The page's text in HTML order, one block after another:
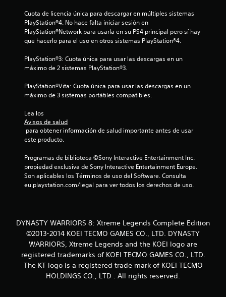
c
i
Cuota de licencia única para descargar en múltiples sistemas
PlayStation®4. No hace falta iniciar sesión en
PlayStation®Network para usarla en su PS4 principal pero sí hay
que hacerlo para el uso en otros sistemas PlayStation®4.
PlayStation®3: Cuota única para usar las descargas en un
máximo de 2 sistemas PlayStation®3.
PlayStation®Vita: Cuota única para usar las descargas en un
máximo de 3 sistemas portátiles compatibles.
Lea los
Avisos de salud
este producto.
Programas de biblioteca ©Sony Interactive Entertainment Inc.
propiedad exclusiva de Sony Interactive Entertainment Europe.
Son aplicables los Términos de uso del Software. Consulta
eu.playstation.com/legal para ver todos los derechos de uso.
DYNASTY WARRIORS 8: Xtreme Legends Complete Edition
©2013-2014 KOEI TECMO GAMES CO., LTD. DYNASTY
WARRIORS, Xtreme Legends and the KOEI logo are
registered trademarks of KOEI TECMO GAMES CO., LTD.
The KT logo is a registered trade mark of KOEI TECMO
HOLDINGS CO., LTD . All rights reserved.